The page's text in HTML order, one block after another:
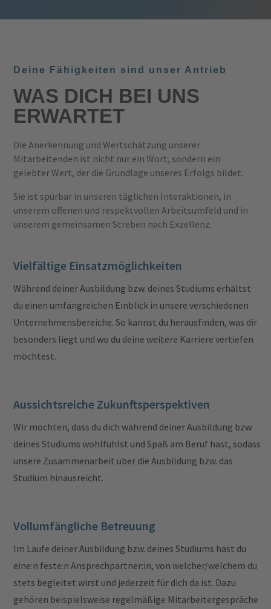
Deine Fähigkeiten sind unser Antrieb
WAS DICH BEI UNS
ERWARTET
Die Anerkennung und Wertschätzung unserer
Mitarbeitenden ist nicht nur ein Wort, sondern ein
gelebter Wert, der die Grundlage unseres Erfolgs bildet.
Sie ist spürbar in unseren täglichen Interaktionen, in
unserem offenen und respektvollen Arbeitsumfeld und in
unserem gemeinsamen Streben nach Exzellenz.
Vielfältige Einsatzmöglichkeiten
Während deiner Ausbildung bzw. deines Studiums erhältst
du einen umfangreichen Einblick in unsere verschiedenen
Unternehmensbereiche. So kannst du herausfinden, was dir
besonders liegt und wo du deine weitere Karriere vertiefen
möchtest.
Aussichtsreiche Zukunftsperspektiven
Wir möchten, dass du dich während deiner Ausbildung bzw.
deines Studiums wohlfühlst und Spaß am Beruf hast, sodass
unsere Zusammenarbeit über die Ausbildung bzw. das
Studium hinausreicht.
Vollumfängliche Betreuung
Im Laufe deiner Ausbildung bzw. deines Studiums hast du
eine:n feste:n Ansprechpartner:in, von welcher/welchem du
stets begleitet wirst und jederzeit für dich da ist. Dazu
gehören beispielsweise regelmäßige Mitarbeitergespräche